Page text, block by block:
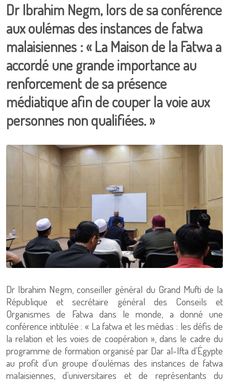
Dr Ibrahim Negm, lors de sa conférence
aux oulémas des instances de fatwa
malaisiennes : « La Maison de la Fatwa a
accordé une grande importance au
renforcement de sa présence
médiatique afin de couper la voie aux
personnes non qualifiées. »
Dr Ibrahim Negm, conseiller général du Grand Mufti de la
République et secrétaire général des Conseils et
Organismes de Fatwa dans le monde, a donné une
conférence intitulée : « La fatwa et les médias : les défis de
la relation et les voies de coopération », dans le cadre du
programme de formation organisé par Dar al-Ifta d’Égypte
au profit d’un groupe d’oulémas des instances de fatwa
malaisiennes, d’universitaires et de représentants du